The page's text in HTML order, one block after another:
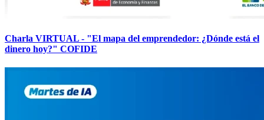
Charla VIRTUAL - "El mapa del emprendedor: ¿Dónde está el
dinero hoy?" COFIDE